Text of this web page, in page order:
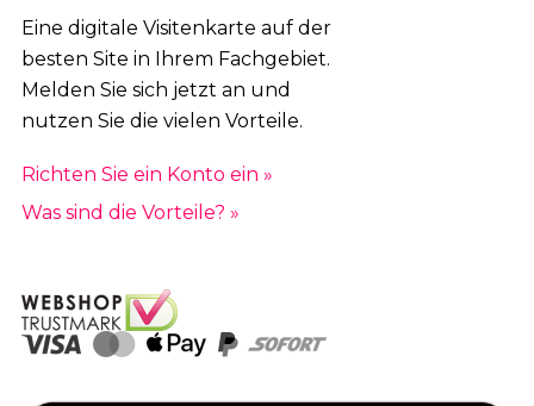
Eine digitale Visitenkarte auf der
besten Site in Ihrem Fachgebiet.
Melden Sie sich jetzt an und
nutzen Sie die vielen Vorteile.
Richten Sie ein Konto ein »
Was sind die Vorteile? »